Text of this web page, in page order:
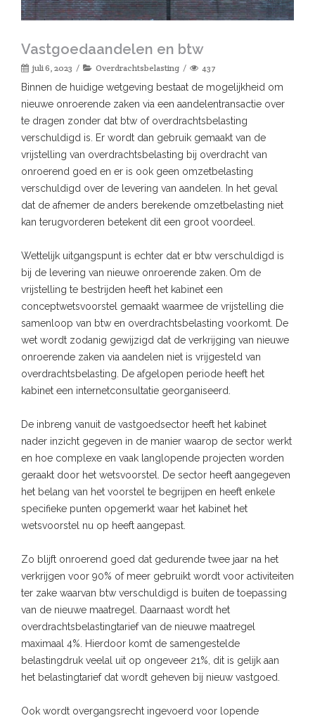
Vastgoedaandelen en btw
juli 6, 2023 Overdrachtsbelasting 437
Binnen de huidige wetgeving bestaat de mogelijkheid om
nieuwe onroerende zaken via een aandelentransactie over
te dragen zonder dat btw of overdrachtsbelasting
verschuldigd is. Er wordt dan gebruik gemaakt van de
vrijstelling van overdrachtsbelasting bij overdracht van
onroerend goed en er is ook geen omzetbelasting
verschuldigd over de levering van aandelen. In het geval
dat de afnemer de anders berekende omzetbelasting niet
kan terugvorderen betekent dit een groot voordeel.
Wettelijk uitgangspunt is echter dat er btw verschuldigd is
bij de levering van nieuwe onroerende zaken. Om de
vrijstelling te bestrijden heeft het kabinet een
conceptwetsvoorstel gemaakt waarmee de vrijstelling die
samenloop van btw en overdrachtsbelasting voorkomt. De
wet wordt zodanig gewijzigd dat de verkrijging van nieuwe
onroerende zaken via aandelen niet is vrijgesteld van
overdrachtsbelasting. De afgelopen periode heeft het
kabinet een internetconsultatie georganiseerd.
De inbreng vanuit de vastgoedsector heeft het kabinet
nader inzicht gegeven in de manier waarop de sector werkt
en hoe complexe en vaak langlopende projecten worden
geraakt door het wetsvoorstel. De sector heeft aangegeven
het belang van het voorstel te begrijpen en heeft enkele
specifieke punten opgemerkt waar het kabinet het
wetsvoorstel nu op heeft aangepast.
Zo blijft onroerend goed dat gedurende twee jaar na het
verkrijgen voor 90% of meer gebruikt wordt voor activiteiten
ter zake waarvan btw verschuldigd is buiten de toepassing
van de nieuwe maatregel. Daarnaast wordt het
overdrachtsbelastingtarief van de nieuwe maatregel
maximaal 4%. Hierdoor komt de samengestelde
belastingdruk veelal uit op ongeveer 21%, dit is gelijk aan
het belastingtarief dat wordt geheven bij nieuw vastgoed.
Ook wordt overgangsrecht ingevoerd voor lopende